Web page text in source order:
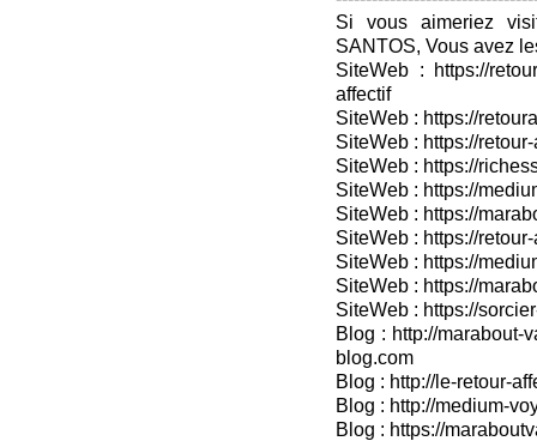
Si vous aimeriez
SANTOS, Vous avez
SiteWeb : https://
affectif
SiteWeb : https://
SiteWeb : https://
SiteWeb : https://
SiteWeb : https://
SiteWeb : https://
SiteWeb : https://
SiteWeb : https://
SiteWeb : https://
SiteWeb : https://
Blog : http://marabout-
blog.com
Blog : http://le-retour-
Blog : http://medium-
Blog : https://